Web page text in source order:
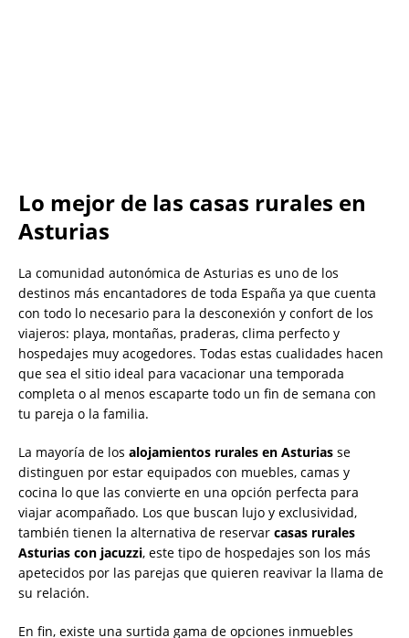
Lo mejor de las casas rurales en
Asturias
La comunidad autonómica de Asturias es uno de los
destinos más encantadores de toda España ya que cuenta
con todo lo necesario para la desconexión y confort de los
viajeros: playa, montañas, praderas, clima perfecto y
hospedajes muy acogedores. Todas estas cualidades hacen
que sea el sitio ideal para vacacionar una temporada
completa o al menos escaparte todo un fin de semana con
tu pareja o la familia.
La mayoría de los alojamientos rurales en Asturias se
distinguen por estar equipados con muebles, camas y
cocina lo que las convierte en una opción perfecta para
viajar acompañado. Los que buscan lujo y exclusividad,
también tienen la alternativa de reservar casas rurales
Asturias con jacuzzi, este tipo de hospedajes son los más
apetecidos por las parejas que quieren reavivar la llama de
su relación.
En fin, existe una surtida gama de opciones inmuebles